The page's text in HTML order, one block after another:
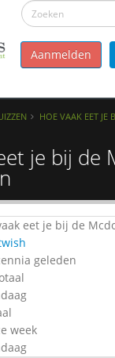
Aanmelden
HOE VAAK EET JE
je bij de
eet je bij de
geleden
week